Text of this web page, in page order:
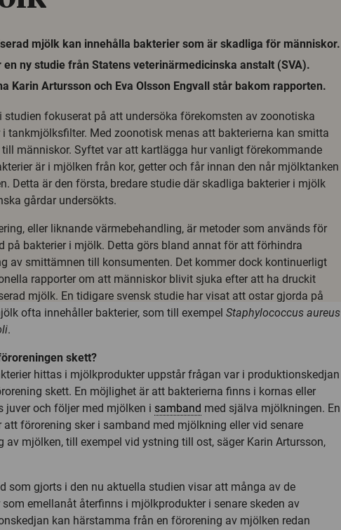
mjölk kan innehålla bakterier som är skadliga för människor.
en ny studie från Statens veterinärmedicinska anstalt (SVA).
Karin Artursson och Eva Olsson Engvall står bakom rapporten.
studien fokuserat på att undersöka förekomsten av zoonotiska
i tankmjölksfilter. Med zoonotisk menas att bakterierna kan smitta
människor. Syftet var att kartlägga hur vanligt förekommande
är i mjölken från kor, getter och får innan den når mjölktanken
Detta är den första, bredare studie där skadliga bakterier i mjölk
gårdar undersökts.
eller liknande värmebehandling, är metoder som används för
på bakterier i mjölk. Detta görs bland annat för att förhindra
av smittämnen till konsumenten. Det kommer dock kontinuerligt
rapporter om att människor blivit sjuka efter att ha druckit
mjölk. En tidigare svensk studie har visat att ostar gjorda på
ofta innehåller bakterier, som till exempel Staphylococcus aureus
.
skett?
hittas i mjölkprodukter uppstår frågan var i produktionskedjan
skett. En möjlighet är att bakterierna finns i kornas eller
juver och följer med mjölken i samband med själva mjölkningen. En
att förorening sker i samband med mjölkning eller vid senare
av mjölken, till exempel vid ystning till ost, säger Karin Artursson,
som gjorts i den nu aktuella studien visar att många av de
som emellanåt återfinns i mjölkprodukter i senare skeden av
kan härstamma från en förorening av mjölken redan